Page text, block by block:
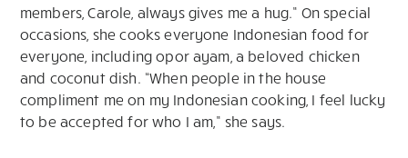
members, Carole, always gives me a hug.” On special
occasions, she cooks everyone Indonesian food for
everyone, including opor ayam, a beloved chicken
and coconut dish. “When people in the house
compliment me on my Indonesian cooking, I feel lucky
to be accepted for who I am,” she says.